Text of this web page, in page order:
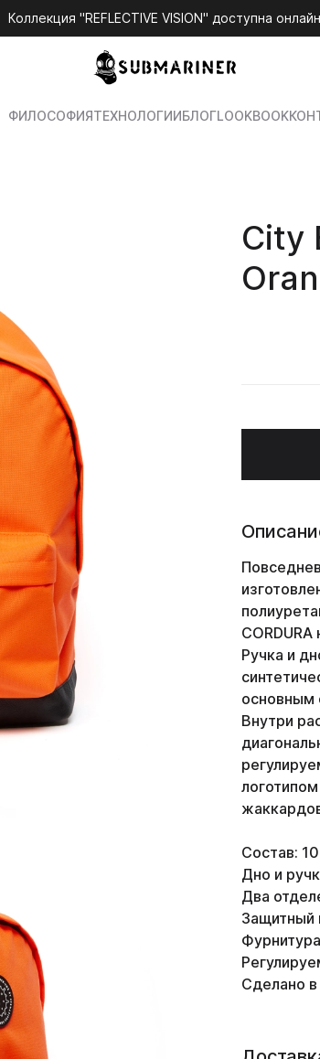
Коллекция "REFLECTIVE VISION" доступна онлайн
ФИЛОСОФИЯТЕХНОЛОГИИБЛОГLOOKBOOK
City
Ручка и
основным
Внутри
Состав:
Дно и
Два
Защитный
Сделано